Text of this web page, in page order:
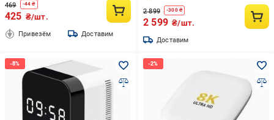
469 -44 ₴
425 ₴/шт.
Привезём Доставим
2 899 -300₴
2 599 ₴/шт.
Доставим